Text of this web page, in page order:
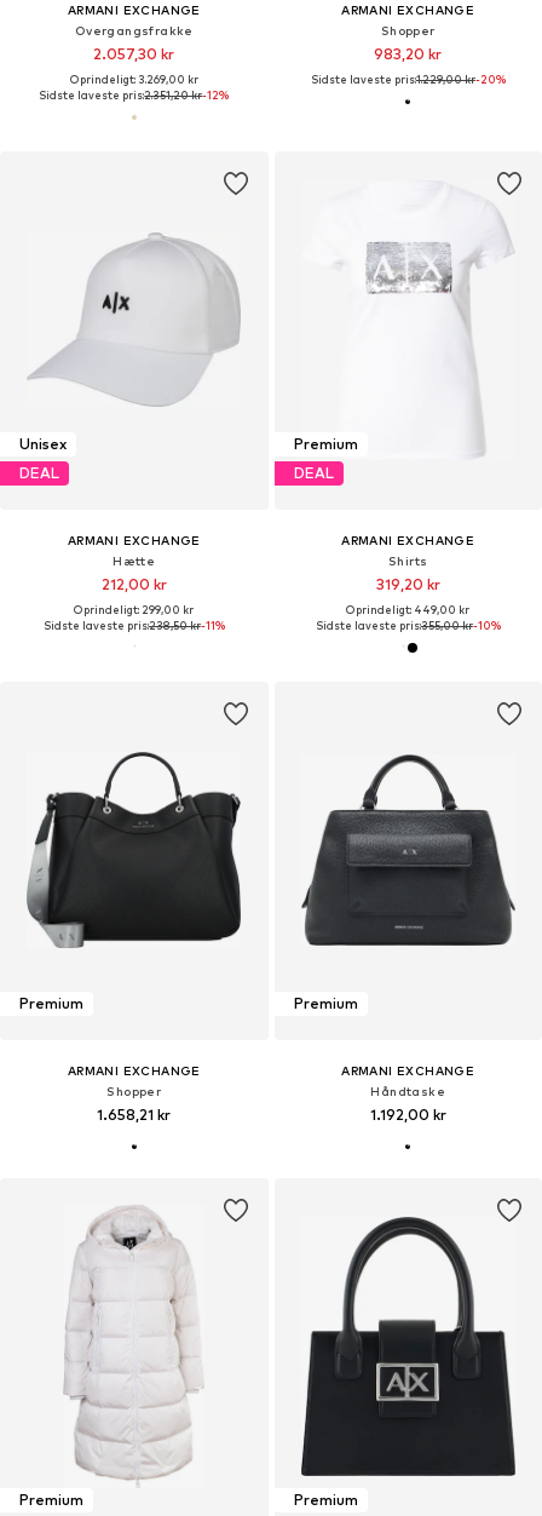
ARMANI EXCHANGE
Overgangsfrakke
2.057,30 kr
Oprindeligt: 3.269,00 kr
Sidste laveste pris:2.351,20 kr-12%
ARMANI EXCHANGE
Shopper
983,20 kr
Sidste laveste pris:1.229,00 kr-20%
Unisex
DEAL
ARMANI EXCHANGE
Hætte
212,00 kr
Oprindeligt: 299,00 kr
Sidste laveste pris:238,50 kr-11%
Premium
DEAL
ARMANI EXCHANGE
Shirts
319,20 kr
Oprindeligt: 449,00 kr
Sidste laveste pris:355,00 kr-10%
Premium
ARMANI EXCHANGE
Shopper
1.658,21 kr
Premium
ARMANI EXCHANGE
Håndtaske
1.192,00 kr
Premium Premium